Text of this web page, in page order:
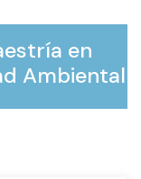
en
Ambiental